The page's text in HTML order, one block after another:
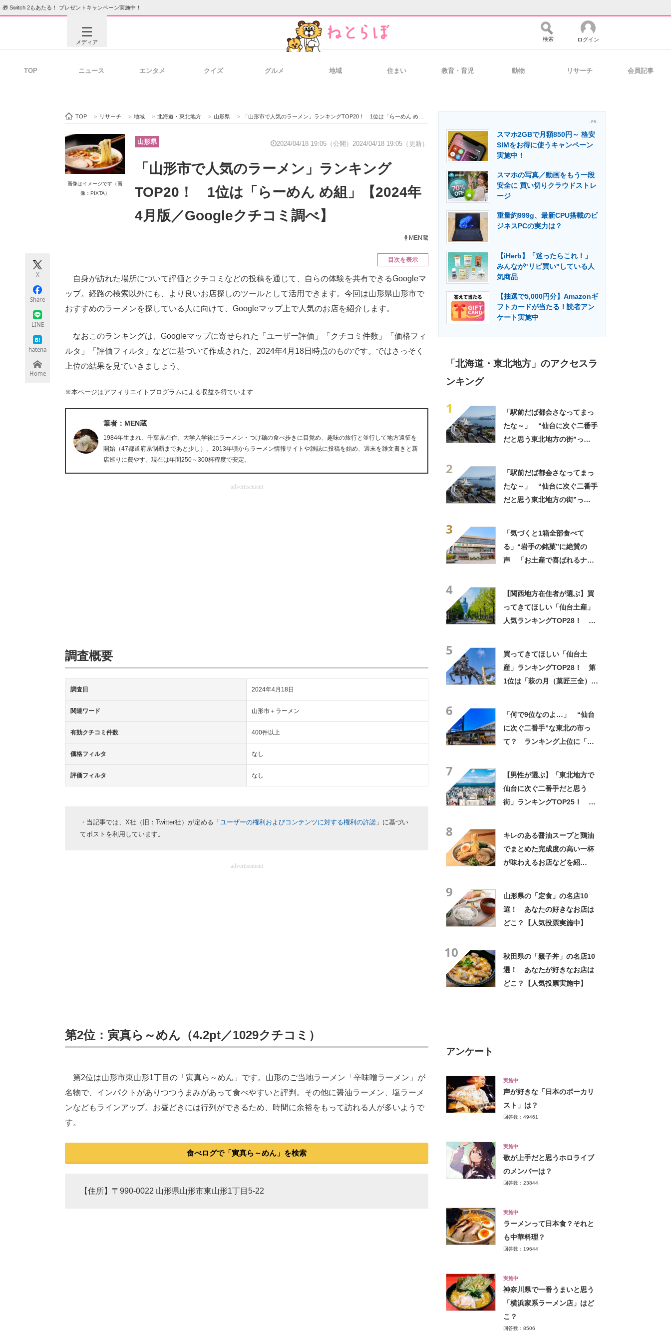
🎁 Switch 2もあたる！ プレゼントキャンペーン実施中！
メディア
ビジネスと働き方のヒント 経営リーダーのコミュニティ マーケ×ITの今がよく分かる
ITエンジニア向け専門サイト 製造業のIT導入・活用を支援
エネルギーの専門メディア 建設×テクノロジーの最前線
ちょっと気になるネットの話題
検索 ログイン
TOP ニュース エンタメ クイズ グルメ 地域 住まい 教育・育児 動物 リサーチ 会員記事
TOP > リサーチ > 地域 > 北海道・東北地方 > 山形県 > 「山形市で人気のラーメン」ランキングTOP20！ 1位は「らーめん め組」【2024年4月版／Googleクチコミ調べ】
画像はイメージです（画
像：PIXTA）
山形県 2024/04/18 19:05（公開） 2024/04/18 19:05（更新）
「山形市で人気のラーメン」ランキング
TOP20！ 1位は「らーめん め組」【2024年
4月版／Googleクチコミ調べ】
MEN蔵
X
Share
LINE
hatena
Home
目次を表示
自身が訪れた場所について評価とクチコミなどの投稿を通じて、自らの体験を共有できるGoogleマ
ップ。経路の検索以外にも、より良いお店探しのツールとして活用できます。今回は山形県山形市で
おすすめのラーメンを探している人に向けて、Googleマップ上で人気のお店を紹介します。
なおこのランキングは、Googleマップに寄せられた「ユーザー評価」「クチコミ件数」「価格フィ
ルタ」「評価フィルタ」などに基づいて作成された、2024年4月18日時点のものです。ではさっそく
上位の結果を見ていきましょう。
※本ページはアフィリエイトプログラムによる収益を得ています
筆者：MEN蔵
1984年生まれ、千葉県在住。大学入学後にラーメン・つけ麺の食べ歩きに目覚め、趣味の旅行と並行して地方遠征を
開始（47都道府県制覇まであと少し）。2013年頃からラーメン情報サイトや雑誌に投稿を始め、週末を雑文書きと新
店巡りに費やす。現在は年間250～300杯程度で安定。
advertisement
調査概要
調査日 2024年4月18日
関連ワード 山形市＋ラーメン
有効クチコミ件数 400件以上
価格フィルタ なし
評価フィルタ なし
・当記事では、X社（旧：Twitter社）が定める「 ユーザーの権利およびコンテンツに対する権利の許諾 」に基づい
てポストを利用しています。
advertisement
第2位：寅真ら～めん（4.2pt／1029クチコミ）
第2位は山形市東山形1丁目の「寅真ら～めん」です。山形のご当地ラーメン「辛味噌ラーメン」が
名物で、インパクトがありつつうまみがあって食べやすいと評判。その他に醤油ラーメン、塩ラーメ
ンなどもラインアップ。お昼どきには行列ができるため、時間に余裕をもって訪れる人が多いようで
す。
食べログで「寅真ら～めん」を検索
【住所】〒990-0022 山形県山形市東山形1丁目5-22
- PR -
スマホ2GBで月額850円～ 格安
SIMをお得に使うキャンペーン
実施中！
スマホの写真／動画をもう一段
安全に 買い切りクラウドストレ
ージ
重量約999g、最新CPU搭載のビ
ジネスPCの実力は？
【iHerb】「迷ったらこれ！」
みんなが"リピ買い"している人
気商品
【抽選で5,000円分】Amazonギ
フトカードが当たる！読者アン
ケート実施中
「北海道・東北地方」のアクセスラ
ンキング
1
「駅前だば都会さなってまっ
たな～」 “仙台に次ぐ二番手
だと思う東北地方の街”っ
2
「駅前だば都会さなってまっ
たな～」 “仙台に次ぐ二番手
だと思う東北地方の街”っ
3
「気づくと1箱全部食べて
る」“岩手の銘菓”に絶賛の
声 「お土産で喜ばれるナン
4
【関西地方在住者が選ぶ】買
ってきてほしい「仙台土産」
人気ランキングTOP28！ 第
5
買ってきてほしい「仙台土
産」ランキングTOP28！ 第
1位は「萩の月（菓匠三全）」
6
「何で9位なのよ…」 “仙台
に次ぐ二番手”な東北の市っ
て？ ランキング上位に「ど
7
【男性が選ぶ】「東北地方で
仙台に次ぐ二番手だと思う
街」ランキングTOP25！ 第
8
キレのある醤油スープと鶏油
でまとめた完成度の高い一杯
が味わえるお店などを紹
9
山形県の「定食」の名店10
選！ あなたの好きなお店は
どこ？【人気投票実施中】
10
秋田県の「親子丼」の名店10
選！ あなたが好きなお店は
どこ？【人気投票実施中】
アンケート
実施中
声が好きな「日本のボーカリ
スト」は？
回答数：49461
実施中
歌が上手だと思うホロライブ
のメンバーは？
回答数：23844
実施中
ラーメンって日本食？それと
も中華料理？
回答数：19644
実施中
神奈川県で一番うまいと思う
「横浜家系ラーメン店」はど
こ？
回答数：8506